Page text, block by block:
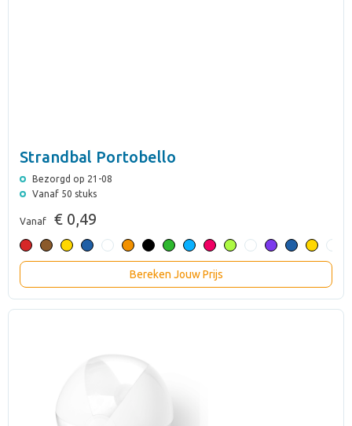
Strandbal Portobello
Bezorgd op 21-08
Vanaf 50 stuks
Vanaf € 0,49
Bereken Jouw Prijs